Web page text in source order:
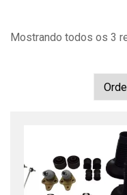
Mostrando todos os 3